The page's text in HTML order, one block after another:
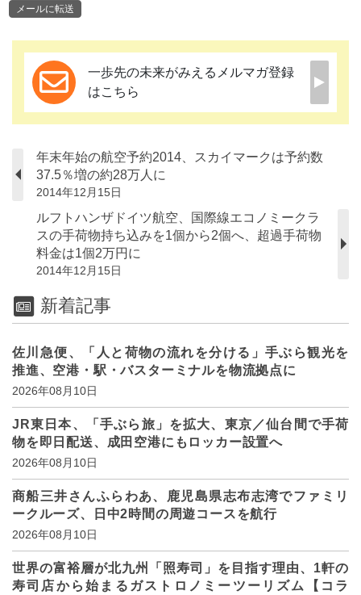
メールに転送
一歩先の未来がみえるメルマガ登録
はこちら
年末年始の航空予約2014、スカイマークは予約数
37.5％増の約28万人に
2014年12月15日
ルフトハンザドイツ航空、国際線エコノミークラ
スの手荷物持ち込みを1個から2個へ、超過手荷物
料金は1個2万円に
2014年12月15日
新着記事
佐川急便、「人と荷物の流れを分ける」手ぶら観光を
推進、空港・駅・バスターミナルを物流拠点に
2026年08月10日
JR東日本、「手ぶら旅」を拡大、東京／仙台間で手荷
物を即日配送、成田空港にもロッカー設置へ
2026年08月10日
商船三井さんふらわあ、鹿児島県志布志湾でファミリ
ークルーズ、日中2時間の周遊コースを航行
2026年08月10日
世界の富裕層が北九州「照寿司」を目指す理由、1軒の
寿司店から始まるガストロノミーツーリズム【コラ